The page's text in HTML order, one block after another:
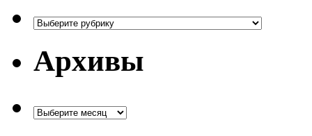
Рубрики
Архивы